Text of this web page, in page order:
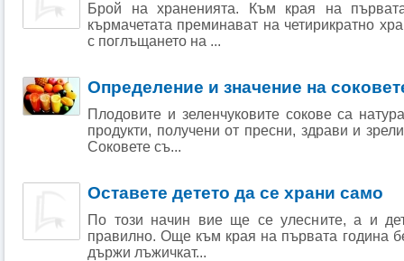
Брой на храненията. Към края на
кърмачетата преминават на четирикратно
с поглъщането на ...
Определение и значение на
Плодовите и зеленчуковите сокове са
продукти, получени от пресни, здрави и
Соковете съ...
Оставете детето да се храни само
По този начин вие ще се улесните, а и
правилно. Още към края на първата година
държи лъжичкат...